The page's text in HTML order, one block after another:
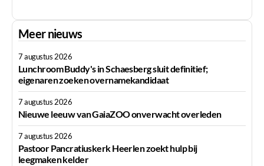
Meer nieuws
7 augustus 2026
Lunchroom Buddy's in Schaesberg sluit definitief;
eigenaren zoeken overnamekandidaat
7 augustus 2026
Nieuwe leeuw van GaiaZOO onverwacht overleden
7 augustus 2026
Pastoor Pancratiuskerk Heerlen zoekt hulp bij
leegmaken kelder